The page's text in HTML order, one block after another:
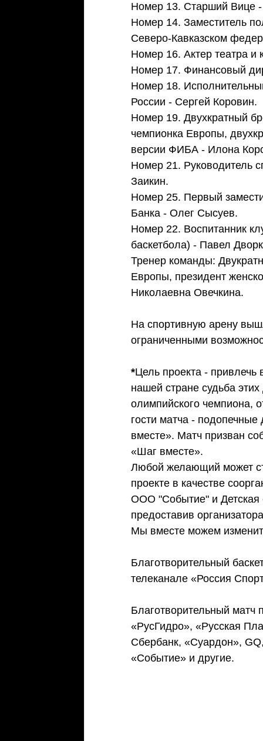
Номер 13. Старший Вице
Номер 14. Заместитель
Северо-Кавказском
Номер 16. Актер театра
Номер 17. Финансовый
Номер 18.
России - Сергей Коровин.
Номер 19. Двухкратный
чемпионка Европы,
версии ФИБА - Илона
Номер 21. Руководитель
Заикин.
Номер 25. Первый
Банка - Олег Сысуев.
Номер 22. Воспитанник
баскетбола) - Павел
Тренер команды:
Европы, президент
Николаевна Овечкина.
На спортивную арену
ограниченными
*Цель проекта -
нашей стране судьба
олимпийского чемпиона,
гости матча -
вместе». Матч призван
«Шаг вместе».
Любой желающий может
проекте в качестве
ООО "Событие" и Детская
предоставив
Мы вместе можем
Благотворительный
телеканале «Россия
Благотворительный
«РусГидро», «Русская
Сбербанк, «Суардон»,
«Событие» и другие.